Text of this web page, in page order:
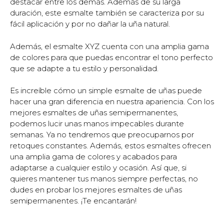
duración, este esmalte también se caracteriza por su
fácil aplicación y por no dañar la uña natural.
Además, el esmalte XYZ cuenta con una amplia gama
de colores para que puedas encontrar el tono perfecto
que se adapte a tu estilo y personalidad.
Es increíble cómo un simple esmalte de uñas puede
hacer una gran diferencia en nuestra apariencia. Con los
mejores esmaltes de uñas semipermanentes,
podemos lucir unas manos impecables durante
semanas. Ya no tendremos que preocuparnos por
retoques constantes. Además, estos esmaltes ofrecen
una amplia gama de colores y acabados para
adaptarse a cualquier estilo y ocasión. Así que, si
quieres mantener tus manos siempre perfectas, no
dudes en probar los mejores esmaltes de uñas
semipermanentes. ¡Te encantarán!